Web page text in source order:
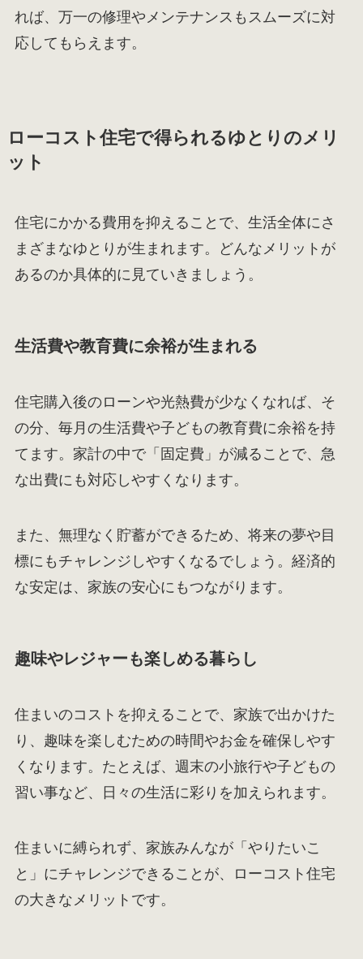
れば、万一の修理やメンテナンスもスムーズに対
応してもらえます。
ローコスト住宅で得られるゆとりのメリ
ット
住宅にかかる費用を抑えることで、生活全体にさ
まざまなゆとりが生まれます。どんなメリットが
あるのか具体的に見ていきましょう。
生活費や教育費に余裕が生まれる
住宅購入後のローンや光熱費が少なくなれば、そ
の分、毎月の生活費や子どもの教育費に余裕を持
てます。家計の中で「固定費」が減ることで、急
な出費にも対応しやすくなります。
また、無理なく貯蓄ができるため、将来の夢や目
標にもチャレンジしやすくなるでしょう。経済的
な安定は、家族の安心にもつながります。
趣味やレジャーも楽しめる暮らし
住まいのコストを抑えることで、家族で出かけた
り、趣味を楽しむための時間やお金を確保しやす
くなります。たとえば、週末の小旅行や子どもの
習い事など、日々の生活に彩りを加えられます。
住まいに縛られず、家族みんなが「やりたいこ
と」にチャレンジできることが、ローコスト住宅
の大きなメリットです。